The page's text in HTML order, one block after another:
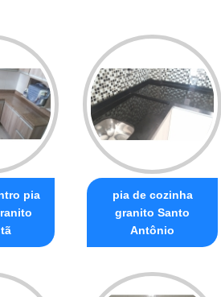
pia
pia de cozinha
granito Santo
Antônio